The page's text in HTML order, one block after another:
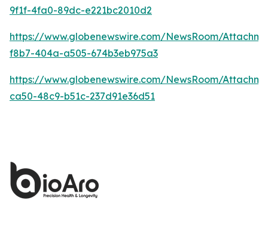
9f1f-4fa0-89dc-e221bc2010d2
https://www.globenewswire.com/NewsRoom/
f8b7-404a-a505-674b3eb975a3
https://www.globenewswire.com/NewsRoom/
ca50-48c9-b51c-237d91e36d51